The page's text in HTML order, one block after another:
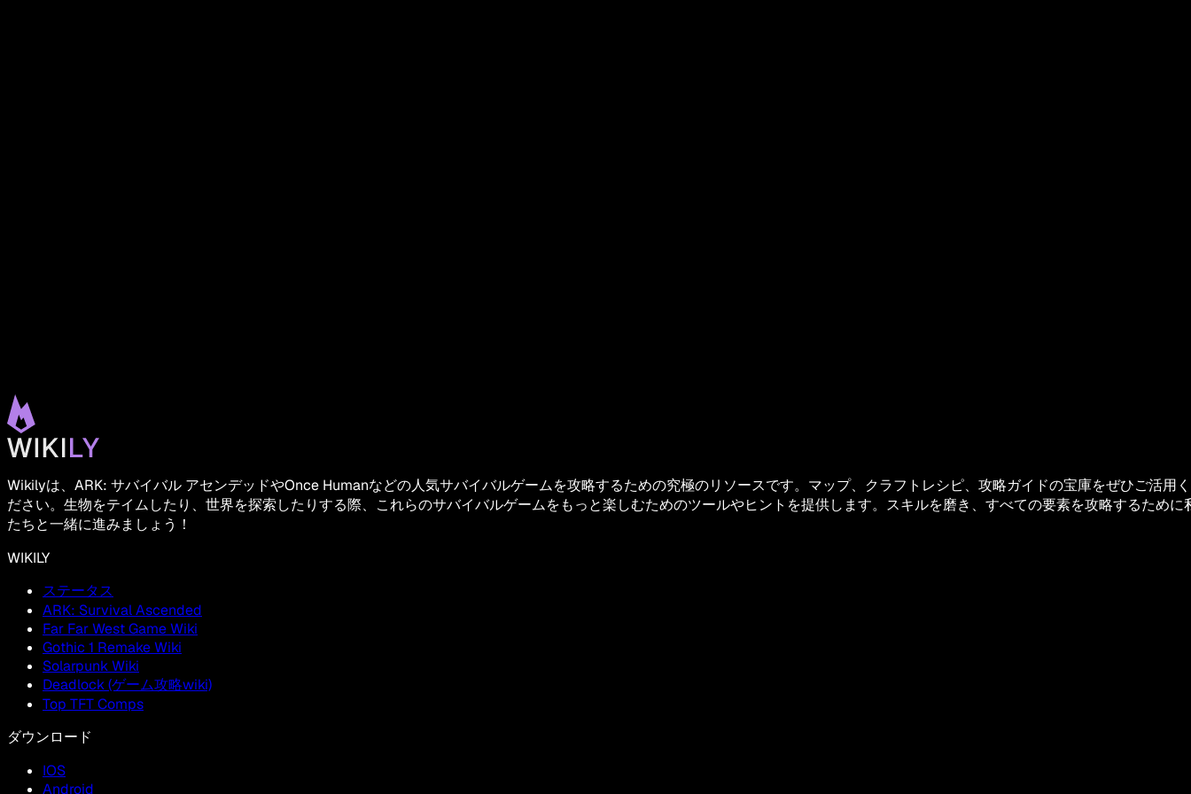
Wikilyは、ARK: サバイバル アセンデッドやOnce Humanなどの人気サバイバルゲームを攻略するための究極のリソースです。マップ、クラフトレシピ、攻略ガイドの宝庫をぜひご活用く
ださい。生物をテイムしたり、世界を探索したりする際、これらのサバイバルゲームをもっと楽しむためのツールやヒントを提供します。スキルを磨き、すべての要素を攻略するために
たちと一緒に進みましょう！
WIKILY
ステータス
ARK: Survival Ascended
Far Far West Game Wiki
Gothic 1 Remake Wiki
Solarpunk Wiki
Deadlock (ゲーム攻略wiki)
Top TFT Comps
ダウンロード
IOS
Android